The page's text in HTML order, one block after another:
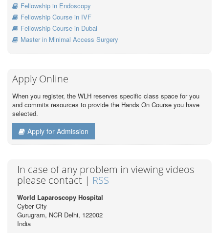
Fellowship in Endoscopy
Fellowship Course in IVF
Fellowship Course in Dubai
Master in Minimal Access Surgery
Apply Online
When you register, the WLH reserves specific class space for you
and commits resources to provide the Hands On Course you have
selected.
Apply for Admission
In case of any problem in viewing videos
please contact | RSS
World Laparoscopy Hospital
Cyber City
Gurugram, NCR Delhi, 122002
India